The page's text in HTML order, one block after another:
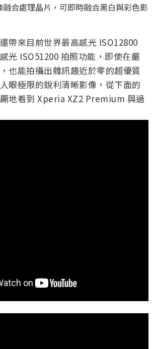
合處理晶片，可即時融合黑白與彩色影
帶來目前世界最高感光 ISO12800
光 ISO51200 拍照功能，即使在嚴
也能拍攝出雜訊趨近於零的超優質
眼極限的銳利清晰影像，從下面的
地看到 Xperia XZ2 Premium 與過